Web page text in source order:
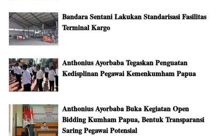
Bandara Sentani Lakukan Standarisasi Fasilitas
Terminal Kargo
Anthonius Ayorbaba Tegaskan Penguatan
Kedisplinan Pegawai Kemenkumham Papua
Anthonius Ayorbaba Buka Kegiatan Open
Bidding Kumham Papua, Bentuk Transparansi
Saring Pegawai Potensial